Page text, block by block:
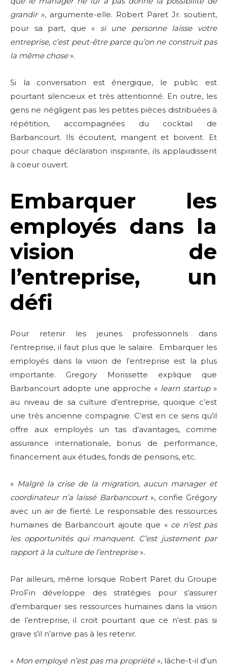
grandir», argumente-elle. Robert Paret Jr. soutient,
pour sa part, que « si une personne laisse votre
entreprise, c’est peut-être parce qu’on ne construit pas
la même chose».
Si la conversation est énergique, le public est
pourtant silencieux et très attentionné. En outre, les
gens ne négligent pas les petites pièces distribuées à
répétition, accompagnées du cocktail de
Barbancourt. Ils écoutent, mangent et boivent. Et
pour chaque déclaration inspirante, ils applaudissent
à coeur ouvert.
Embarquer les
employés dans la
vision de
l’entreprise, un
défi
Pour retenir les jeunes professionnels dans
l’entreprise, il faut plus que le salaire. Embarquer les
employés dans la vision de l’entreprise est la plus
importante. Gregory Morissette explique que
Barbancourt adopte une approche « learn startup»
au niveau de sa culture d’entreprise, quoique c’est
une très ancienne compagnie. C’est en ce sens qu’il
offre aux employés un tas d’avantages, comme
assurance internationale, bonus de performance,
financement aux études, fonds de pensions, etc.
« Malgré la crise de la migration, aucun manager et
coordinateur n’a laissé Barbancourt», confie Grégory
avec un air de fierté. Le responsable des ressources
humaines de Barbancourt ajoute que « ce n’est pas
les opportunités qui manquent. C’est justement par
rapport à la culture de l’entreprise».
Par ailleurs, même lorsque Robert Paret du Groupe
ProFin développe des stratégies pour s’assurer
d’embarquer ses ressources humaines dans la vision
de l’entreprise, il croit pourtant que ce n’est pas si
grave s’il n’arrive pas à les retenir.
« Mon employé n’est pas ma propriété», lâche-t-il d’un